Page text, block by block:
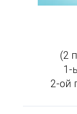
(2
1-
2-ой